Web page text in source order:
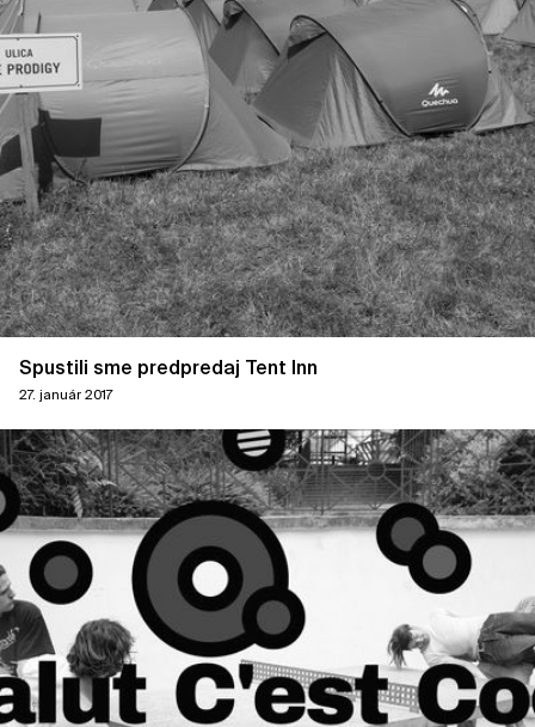
Spustili sme predpredaj Tent Inn
27. január 2017